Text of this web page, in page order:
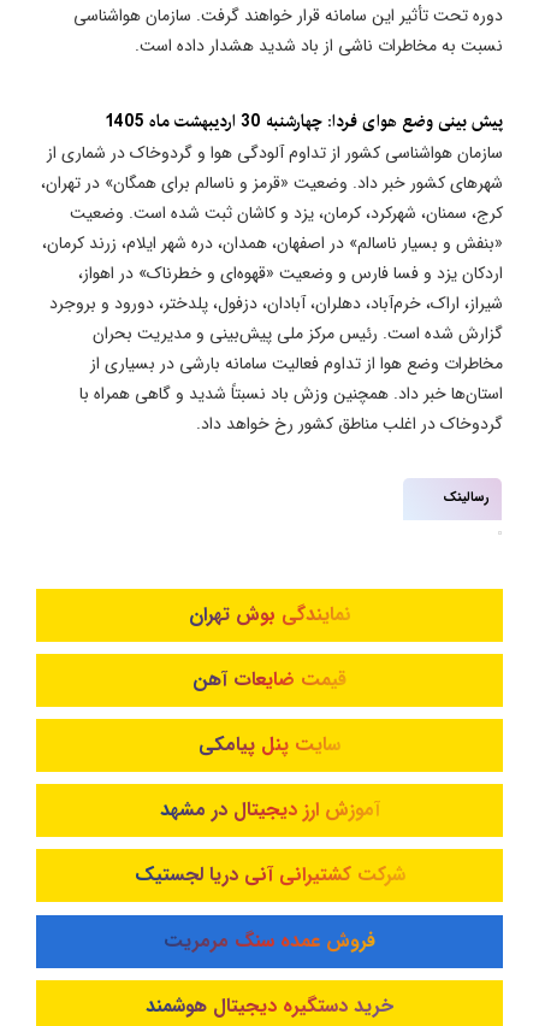
دوره تحت تأثیر این سامانه قرار خواهند گرفت. سازمان هواشناسی
نسبت به مخاطرات ناشی از باد شدید هشدار داده است.
پیش بینی وضع هوای فردا: چهارشنبه 30 اردیبهشت ماه 1405
سازمان هواشناسی کشور از تداوم آلودگی هوا و گردوخاک در شماری از
شهرهای کشور خبر داد. وضعیت «قرمز و ناسالم برای همگان» در تهران،
کرج، سمنان، شهرکرد، کرمان، یزد و کاشان ثبت شده است. وضعیت
«بنفش و بسیار ناسالم» در اصفهان، همدان، دره شهر ایلام، زرند کرمان،
اردکان یزد و فسا فارس و وضعیت «قهوه‌ای و خطرناک» در اهواز،
شیراز، اراک، خرم‌آباد، دهلران، آبادان، دزفول، پلدختر، دورود و بروجرد
گزارش شده است. رئیس مرکز ملی پیش‌بینی و مدیریت بحران
مخاطرات وضع هوا از تداوم فعالیت سامانه بارشی در بسیاری از
استان‌ها خبر داد. همچنین وزش باد نسبتاً شدید و گاهی همراه با
گردوخاک در اغلب مناطق کشور رخ خواهد داد.
رسالینک
نمایندگی بوش تهران
قیمت ضایعات آهن
سایت پنل پیامکی
آموزش ارز دیجیتال در مشهد
شرکت کشتیرانی آنی دریا لجستیک
فروش عمده سنگ مرمریت
خرید دستگیره دیجیتال هوشمند